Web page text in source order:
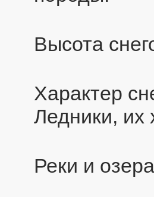
Высота
Характер
Ледники, их
Реки и